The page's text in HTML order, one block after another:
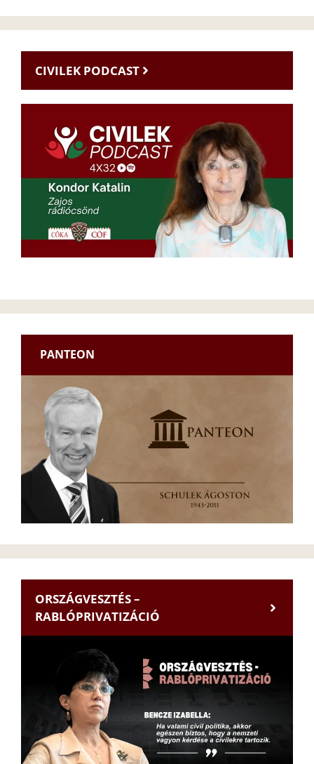
CIVILEK PODCAST
PANTEON
ORSZÁGVESZTÉS –
RABLÓPRIVATIZÁCIÓ